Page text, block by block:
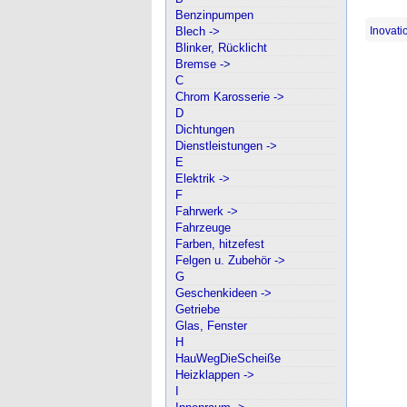
Benzinpumpen
Blech ->
Blinker, Rücklicht
Bremse ->
C
Chrom Karosserie ->
D
Dichtungen
Dienstleistungen ->
E
Elektrik ->
F
Fahrwerk ->
Fahrzeuge
Farben, hitzefest
Felgen u. Zubehör ->
G
Geschenkideen ->
Getriebe
Glas, Fenster
H
HauWegDieScheiße
Heizklappen ->